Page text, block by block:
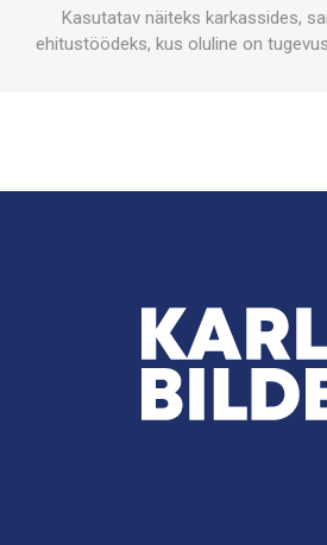
Kasutatav näiteks karkassides,
ehitustöödeks, kus oluline on